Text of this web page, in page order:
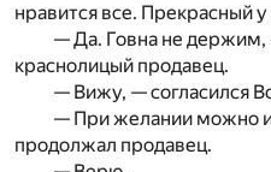
нравится все. Прекрасный у
— Да. Говна не
краснолицый продавец.
— Вижу, — согласился
— При желании можно и
продолжал продавец.